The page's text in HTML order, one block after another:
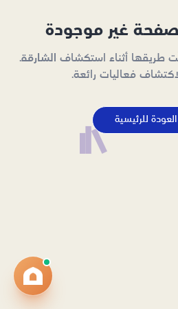
غير موجودة
طريقها أثناء استكشاف الشارقة.
فعاليات رائعة.
العودة للرئيسية